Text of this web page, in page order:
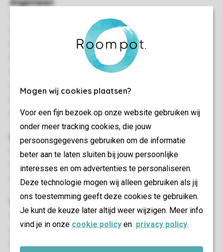
Mogen wij cookies plaatsen?
Voor een fijn bezoek op onze website gebruiken wij
onder meer tracking cookies, die jouw
persoonsgegevens gebruiken om de informatie
beter aan te laten sluiten bij jouw persoonlijke
interesses en om advertenties te personaliseren.
Deze technologie mogen wij alleen gebruiken als jij
ons toestemming geeft deze cookies te gebruiken.
Je kunt de keuze later altijd weer wijzigen. Meer info
vind je in onze cookie policy en privacy policy.
Geschikt voor 4 volwassenen en 2 kinderen
In enkele accommodaties zijn huisdieren toegestaan
Slaapkamer(s)
Twee slaapkamers met twee 1-persoons boxsprings en tv
Kinderslaapkamer met stapelbed
Bedden voorzien van dekbedden en hoofdkussens
Woon-/eetkamer
Zithoek
Eethoek